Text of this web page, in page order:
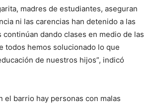
madres de estudiantes, aseguran
ni las carencias han detenido a las
continúan dando clases en medio de las
todos hemos solucionado lo que
de nuestros hijos”, indicó
el barrio hay personas con malas